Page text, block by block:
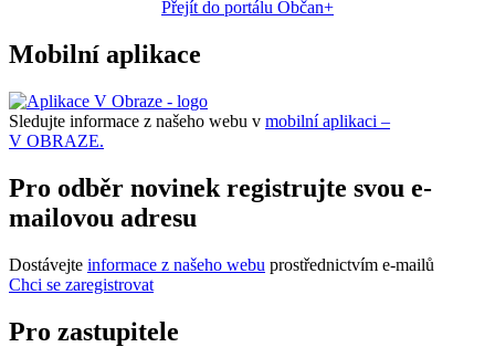
Přejít do portálu Občan+
Mobilní aplikace
Sledujte informace z našeho webu v mobilní aplikaci –
V OBRAZE.
Pro odběr novinek registrujte svou e-
mailovou adresu
Dostávejte informace z našeho webu prostřednictvím e-mailů
Chci se zaregistrovat
Pro zastupitele